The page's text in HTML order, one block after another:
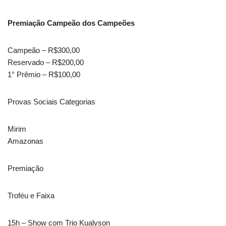
Premiação Campeão dos Campeões
Campeão – R$300,00
Reservado – R$200,00
1° Prêmio – R$100,00
Provas Sociais Categorias
Mirim
Amazonas
Premiação
Troféu e Faixa
15h – Show com Trio Kualyson